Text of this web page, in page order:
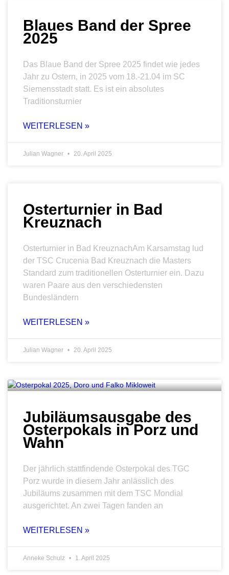
Blaues Band der Spree
2025
Das Blaue Band der Spree 2025 findet wie jedes
Jahr zu Ostern, in 2025 vom 18.-21.04 im SC
Siemensstadt statt. Es ist ein absolutes
Traditionsturnier
WEITERLESEN »
Julian Wagner 20. April 2025
Osterturnier in Bad
Kreuznach
Osterturnier in Bad KreuznachAm Karsamstag lud
der TSC Crucenia Bad Kreuznach die Masters
Standard zum traditionellen Osterturnier ein. Dazu
waren Paare aus den verschiedensten
Bundesländern
WEITERLESEN »
Julian Wagner 20. April 2025
Jubiläumsausgabe des
Osterpokals in Porz und
Wahn
Der jährlich stattfindende Osterpokal des TGC
Porz wurde in diesem Jahr anlässlich des
Jubiläums zusammen mit dem TSC Mondial
ausgerichtet. An zwei Tagen fanden an
WEITERLESEN »
Anneke Schulz 1. April 2025